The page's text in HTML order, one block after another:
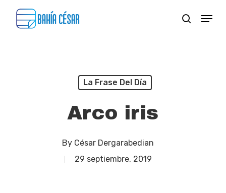
search
Menu
La Frase Del Día
Arco iris
By César Dergarabedian
29 septiembre, 2019